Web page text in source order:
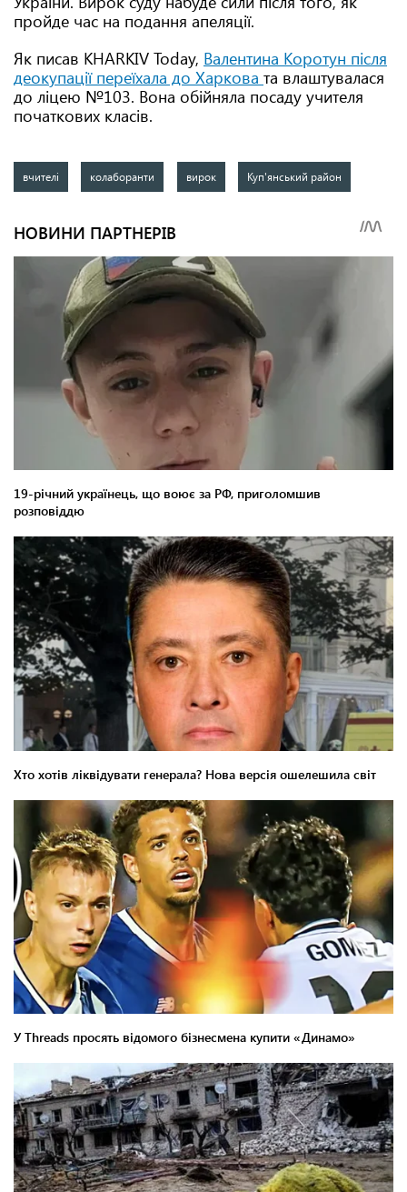
пройде час на подання апеляції.
Як писав KHARKIV Today, Валентина Коротун після
деокупації переїхала до Харкова та влаштувалася
до ліцею №103. Вона обійняла посаду учителя
початкових класів.
вчителі колаборанти вирок Куп'янський район